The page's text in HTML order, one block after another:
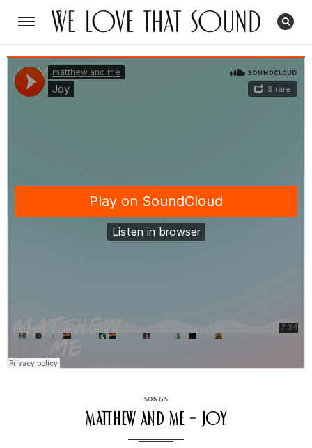
CATEGORIES
SONGS
Matthew And Me – Joy